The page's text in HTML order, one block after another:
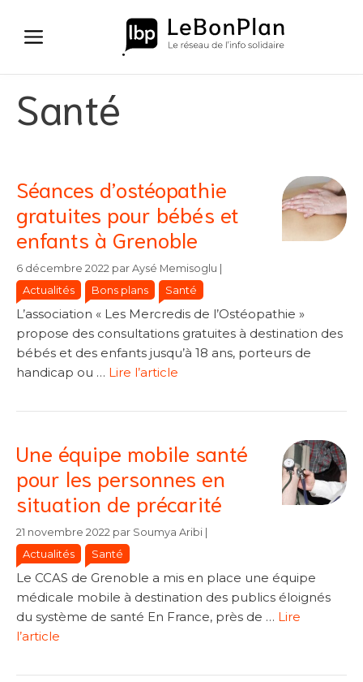
contenu
Santé
Séances d’ostéopathie
gratuites pour bébés et
enfants à Grenoble
6 décembre 2022 par Aysé Memisoglu
Actualités Bons plans Santé
L’association « Les Mercredis de l’Ostéopathie »
propose des consultations gratuites à destination des
bébés et des enfants jusqu’à 18 ans, porteurs de
handicap ou … Lire l’article
Une équipe mobile santé
pour les personnes en
situation de précarité
21 novembre 2022 par Soumya Aribi
Actualités Santé
Le CCAS de Grenoble a mis en place une équipe
médicale mobile à destination des publics éloignés
du système de santé En France, près de … Lire
l’article